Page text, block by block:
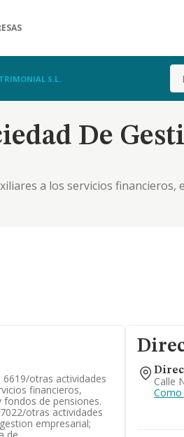
S.L.
De
a los servicios financieros,
actividades de consultoria
6619/otras actividades
financieros,
fondos de pensiones.
otras actividades
empresarial;
Calle